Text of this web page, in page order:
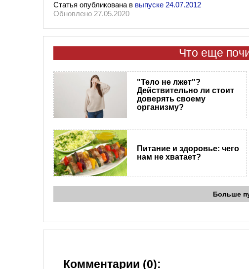
Статья опубликована в выпуске 24.07.2012
Обновлено 27.05.2020
Что еще
"Тело не лжет"?
Действительно ли стоит
доверять своему
организму?
Питание и здоровье: чего
нам не хватает?
Больше
Комментарии (0):